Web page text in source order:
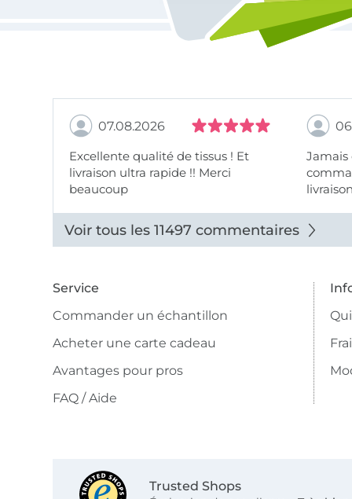
07.08.2026
Excellente qualité de tissus ! Et
livraison ultra rapide !! Merci
beaucoup
Jamais
Voir tous les 11497 commentaires
Service
Commander un échantillon
Acheter une carte cadeau
Avantages pour pros
FAQ / Aide
Trusted Shops